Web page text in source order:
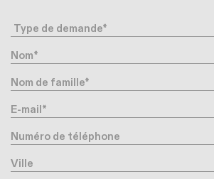
Type de demande
Nom
Nom de famille
E-mail
Numéro de téléphone
Ville